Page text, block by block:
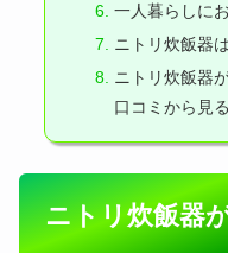
一人暮らしに
ニトリ炊飯器
ニトリ炊飯器
口コミから見
ニトリ炊飯器